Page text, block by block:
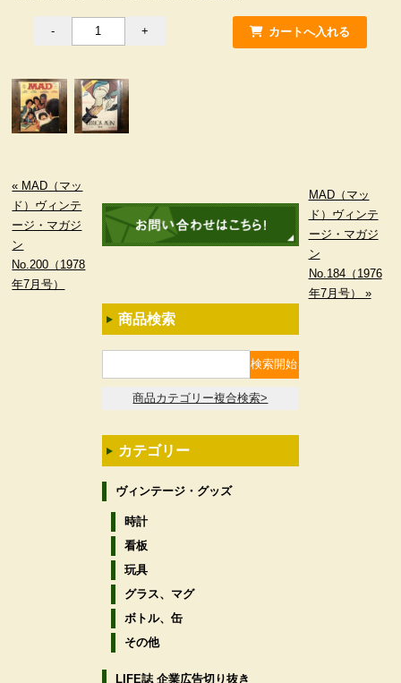
« MAD（マッ
ド）ヴィンテ
ージ・マガジ
ン
No.200（1978
年7月号）
MAD（マッ
ド）ヴィンテ
ージ・マガジ
ン
No.184（1976
年7月号） »
商品検索
商品カテゴリー複合検索>
カテゴリー
ヴィンテージ・グッズ
時計
看板
玩具
グラス、マグ
ボトル、缶
その他
LIFE誌 企業広告切り抜き